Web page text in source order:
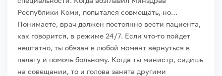
Республики Коми, попытался совмещать, но…
Понимаете, врач должен постоянно вести пациента,
как говорится, в режиме 24/7. Если что-то пойдет
нештатно, ты обязан в любой момент вернуться в
палату и помочь больному. Когда ты министр, сидишь
на совещании, то и голова занята другими